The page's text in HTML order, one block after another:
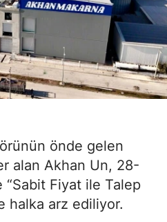
önde gelen
alan Akhan Un, 28-
Fiyat ile Talep
halka arz ediliyor.